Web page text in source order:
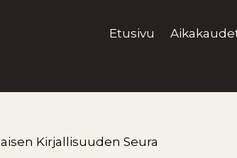
Etusivu
Kirjallisuuden Seura